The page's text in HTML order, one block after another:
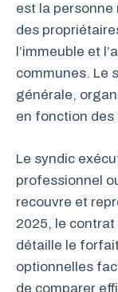
est la personne
des
l’immeuble et
communes. Le
générale,
en fonction
Le syndic
professionnel
recouvre et
2025, le
détaille le
optionnelles
de comparer